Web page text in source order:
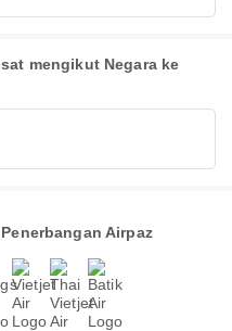
mengikut Negara ke
Airpaz